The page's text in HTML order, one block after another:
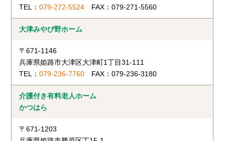
TEL：079-272-5524 FAX：079-271-5560
大津みやび野ホーム
〒671-1146
兵庫県姫路市大津区大津町1丁目31-111
TEL：079-236-7760 FAX：079-236-3180
介護付き有料老人ホーム
かつはら
〒671-1203